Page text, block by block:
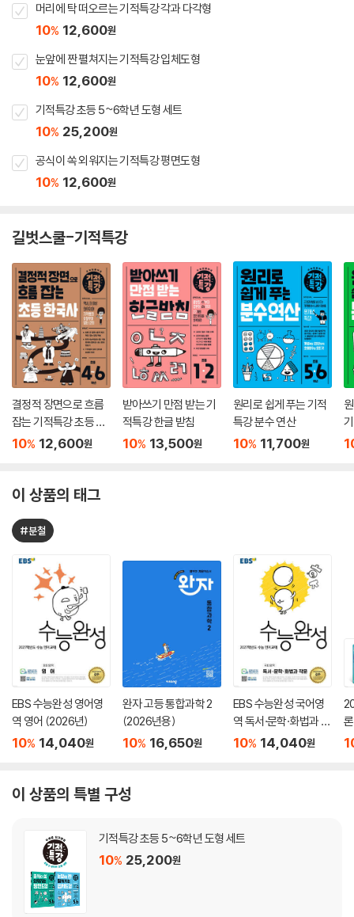
머리에 탁 떠오르는 기적특강 각과 다각형
10% 12,600원
눈앞에 짠 펼쳐지는 기적특강 입체도형
10% 12,600원
기적특강 초등 5~6학년 도형 세트
10% 25,200원
공식이 쏙 외워지는 기적특강 평면도형
10% 12,600원
길벗스쿨-기적특강
결정적 장면으로 흐름
잡는 기적특강 초등 한
국사
10% 12,600원
받아쓰기 만점 받는 기
적특강 한글 받침
10% 13,500원
원리로 쉽게 푸는 기적
특강 분수 연산
10% 11,700원
이 상품의 태그
#분철
EBS 수능완성 영어영
역 영어 (2026년)
10% 14,040원
완자 고등 통합과학 2
(2026년용)
10% 16,650원
EBS 수능완성 국어영
역 독서·문학·화법과 작
문 (2026년)
10% 14,040원
(
이 상품의 특별 구성
기적특강 초등 5~6학년 도형 세트
10% 25,200원